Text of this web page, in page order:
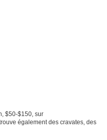
$50-$150, sur
également des cravates, des